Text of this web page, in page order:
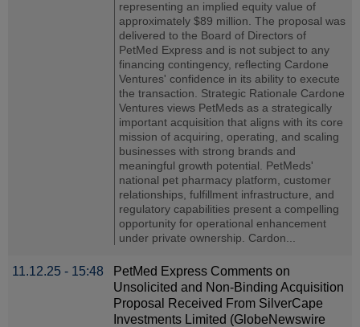
representing an implied equity value of
approximately $89 million. The proposal was
delivered to the Board of Directors of
PetMed Express and is not subject to any
financing contingency, reflecting Cardone
Ventures' confidence in its ability to execute
the transaction. Strategic Rationale Cardone
Ventures views PetMeds as a strategically
important acquisition that aligns with its core
mission of acquiring, operating, and scaling
businesses with strong brands and
meaningful growth potential. PetMeds'
national pet pharmacy platform, customer
relationships, fulfillment infrastructure, and
regulatory capabilities present a compelling
opportunity for operational enhancement
under private ownership. Cardon...
11.12.25 - 15:48
PetMed Express Comments on
Unsolicited and Non-Binding Acquisition
Proposal Received From SilverCape
Investments Limited (GlobeNewswire